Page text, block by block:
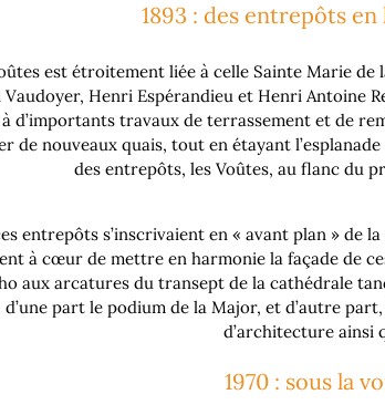
1893 : des entrepôts
est étroitement liée à celle Sainte Marie
Henri Espérandieu et Henri Antoine
d’importants travaux de terrassement et de
de nouveaux quais, tout en étayant
des entrepôts, les Voûtes, au flanc du
entrepôts s’inscrivaient en « avant plan »
à cœur de mettre en harmonie la façade de
aux arcatures du transept de la cathédrale
part le podium de la Major, et d’autre
d’architecture ainsi
1970 : sous la